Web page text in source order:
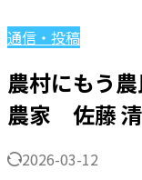
通信・投稿
農村にもう
農家 佐藤 清
2026-03-12